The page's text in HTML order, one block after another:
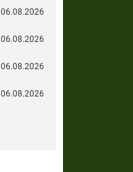
06.08.2026
06.08.2026
06.08.2026
06.08.2026